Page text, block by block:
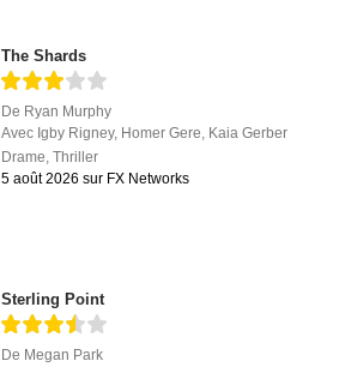
The Shards
De Ryan Murphy
Avec Igby Rigney, Homer Gere, Kaia Gerber
Drame,Thriller
5 août 2026 sur FX Networks
Sterling Point
De Megan Park